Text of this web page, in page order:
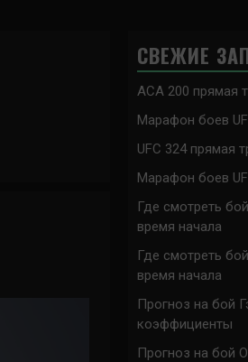
СВЕЖИЕ
ACA 200 прямая
Марафон боев
UFC 324 прямая
Марафон боев
Где смотреть
время начала
Где смотреть
время начала
Прогноз на бой
коэффициенты
Прогноз на бой